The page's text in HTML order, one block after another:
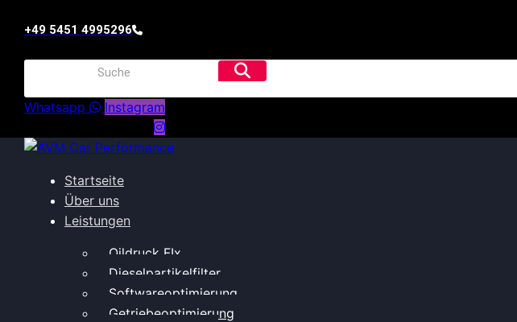
+49 5451 4995296
Whatsapp Instagram
Startseite
Über uns
Leistungen
Oildruck FIx
Dieselpartikelfilter
Softwareoptimierung
Getriebeoptimierung